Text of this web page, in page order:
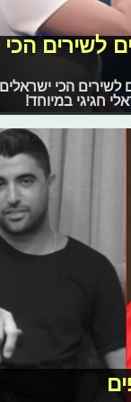
לשירים
וביצועים לשירים הכי
חגיגי במיוחד!